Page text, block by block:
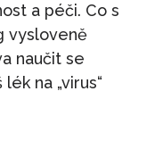
a péči. Co s
vysloveně
naučit se
na „virus“
+